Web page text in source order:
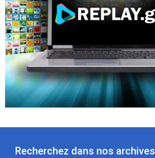
Recherchez dans nos archives